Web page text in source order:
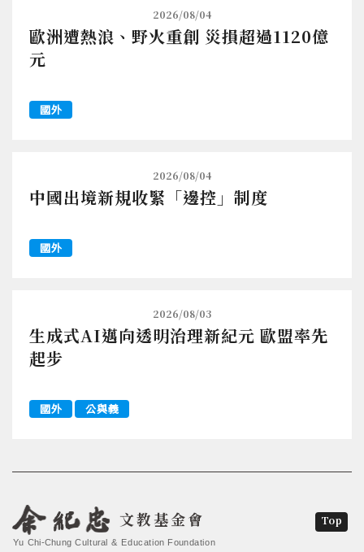
2026/08/04
歐洲遭熱浪、野火重創 災損超過1120億
元
國外
2026/08/04
中國出境新規收緊「邊控」制度
國外
2026/08/03
生成式AI邁向透明治理新紀元 歐盟率先
起步
國外 公與義
文教基金會
Yu Chi-Chung Cultural & Education Foundation
Top